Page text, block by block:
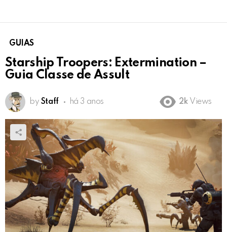
GUIAS
Starship Troopers: Extermination –
Guia Classe de Assult
by Staff há 3 anos 2k Views